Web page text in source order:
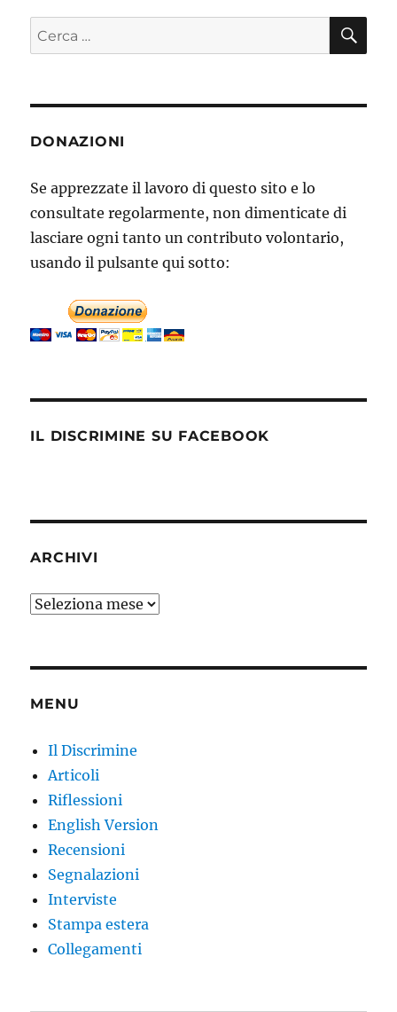
Cerca:
DONAZIONI
Se apprezzate il lavoro di questo sito e lo
consultate regolarmente, non dimenticate di
lasciare ogni tanto un contributo volontario,
usando il pulsante qui sotto:
IL DISCRIMINE SU FACEBOOK
ARCHIVI
Archivi
MENU
Il Discrimine
Articoli
Riflessioni
English Version
Recensioni
Segnalazioni
Interviste
Stampa estera
Collegamenti